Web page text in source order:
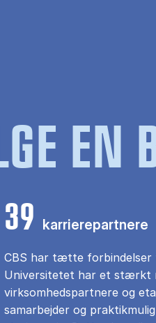
EN
39 karrierepartnere
CBS har tætte forbindelser
Universitetet har et
virksomhedspartnere og
samarbejder og